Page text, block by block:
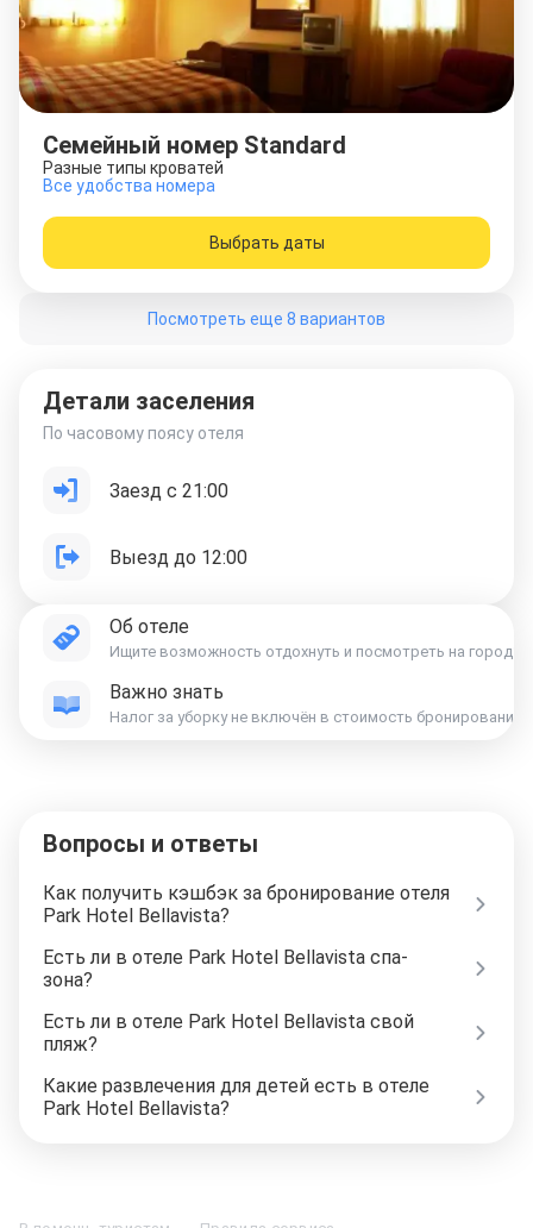
Семейный номер Standard
Разные типы кроватей
Все удобства номера
Выбрать даты
Посмотреть еще 8 вариантов
Детали заселения
По часовому поясу отеля
Заезд с 21:00
Выезд до 12:00
Об отеле
Ищите возможность отдохнуть и посмотреть на город?
Важно знать
Вопросы и ответы
Как получить кэшбэк за бронирование отеля
Park Hotel Bellavista?
Есть ли в отеле Park Hotel Bellavista спа-
зона?
Есть ли в отеле Park Hotel Bellavista свой
пляж?
Какие развлечения для детей есть в отеле
Park Hotel Bellavista?
Отели в КазаниОтели в Нижнем Новгороде